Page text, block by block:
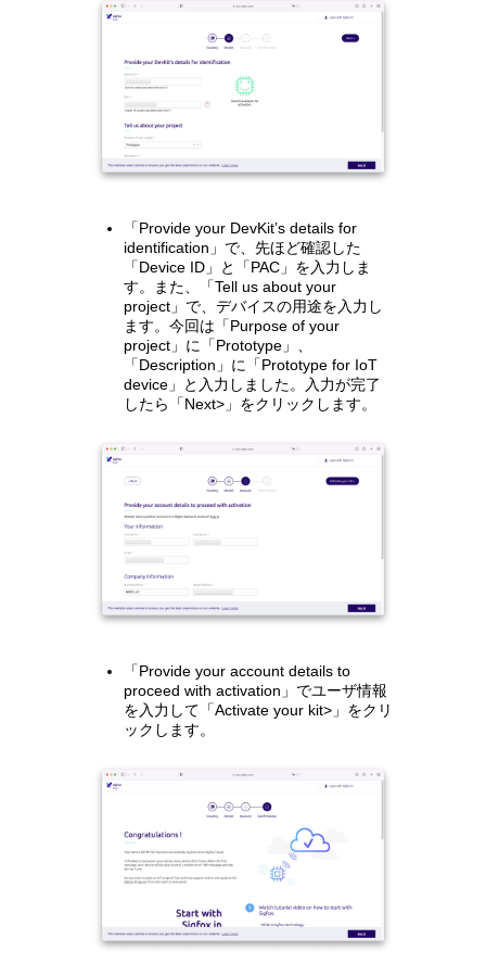
「Provide your DevKit’s details for
identification」で、先ほど確認した
「Device ID」と「PAC」を入力しま
す。また、「Tell us about your
project」で、デバイスの用途を入力し
ます。今回は「Purpose of your
project」に「Prototype」、
「Description」に「Prototype for IoT
device」と入力しました。入力が完了
したら「Next>」をクリックします。
「Provide your account details to
proceed with activation」でユーザ情報
を入力して「Activate your kit>」をクリ
ックします。